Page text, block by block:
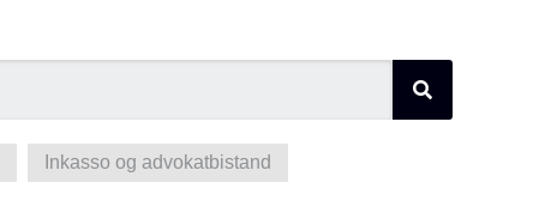
Inkasso og advokatbistand